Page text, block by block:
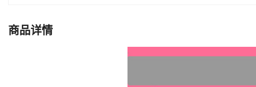
商品详情